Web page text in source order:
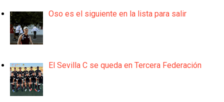
Oso es el siguiente en la lista para salir
El Sevilla C se queda en Tercera Federación